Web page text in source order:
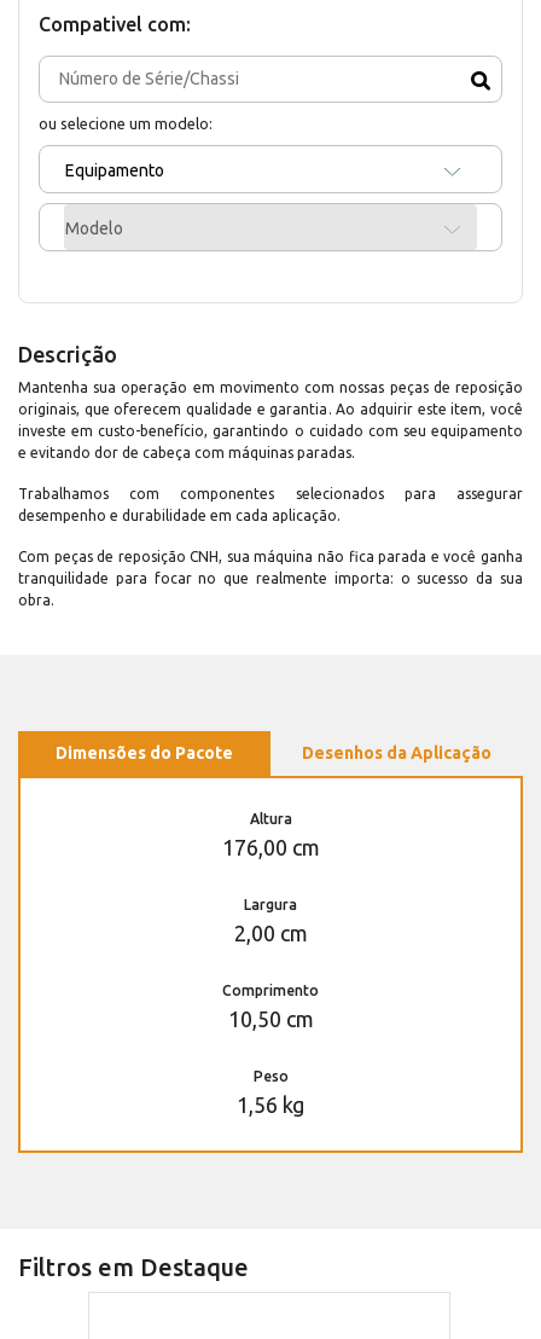
Compativel com:
ou selecione um modelo:
Equipamento
Modelo
Descrição
Mantenha sua operação em movimento com nossas peças de reposição
originais, que oferecem qualidade e garantia. Ao adquirir este item, você
investe em custo-benefício, garantindo o cuidado com seu equipamento
e evitando dor de cabeça com máquinas paradas.
Trabalhamos com componentes selecionados para assegurar
desempenho e durabilidade em cada aplicação.
Com peças de reposição CNH, sua máquina não fica parada e você ganha
tranquilidade para focar no que realmente importa: o sucesso da sua
obra.
Dimensões do Pacote Desenhos da Aplicação
Altura
176,00 cm
Largura
2,00 cm
Comprimento
10,50 cm
Peso
1,56 kg
Filtros em Destaque